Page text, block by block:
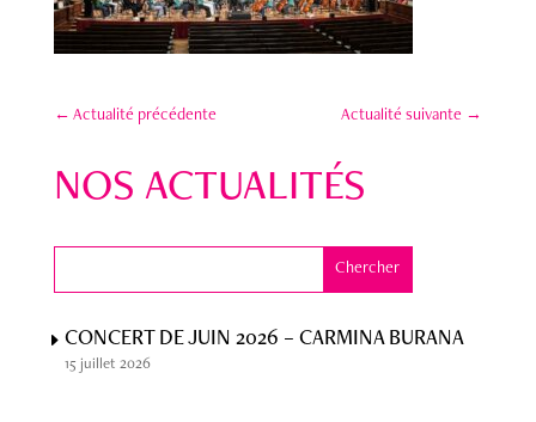
← Actualité précédente Actualité suivante →
NOS ACTUALITÉS
CONCERT DE JUIN 2026 – CARMINA BURANA
15 juillet 2026